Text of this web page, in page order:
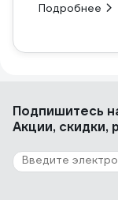
Подробнее
Подпишитесь
Акции, скидки,